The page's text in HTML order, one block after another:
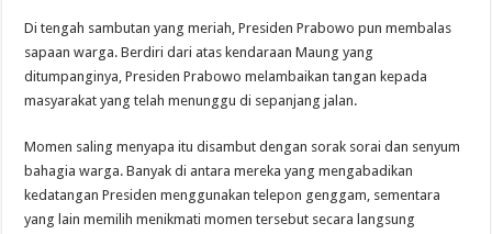
Di tengah sambutan yang meriah, Presiden Prabowo pun membalas
sapaan warga. Berdiri dari atas kendaraan Maung yang
ditumpanginya, Presiden Prabowo melambaikan tangan kepada
masyarakat yang telah menunggu di sepanjang jalan.
Momen saling menyapa itu disambut dengan sorak sorai dan senyum
bahagia warga. Banyak di antara mereka yang mengabadikan
kedatangan Presiden menggunakan telepon genggam, sementara
yang lain memilih menikmati momen tersebut secara langsung